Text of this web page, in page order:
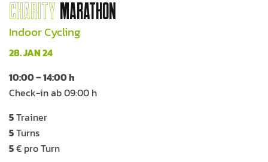
CHARITY MARATHON
Indoor Cycling
28. JAN 24
10:00 – 14:00 h
Check-in ab 09:00 h
5Trainer
5Turns
5€ pro Turn